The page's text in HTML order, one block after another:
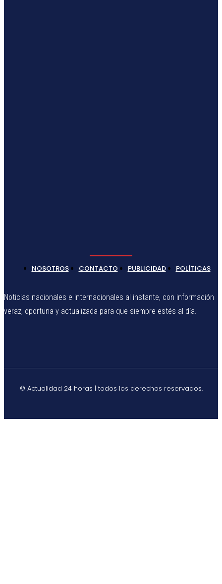
NOSOTROS CONTACTO PUBLICIDAD POLÍTICAS
Noticias nacionales e internacionales al instante, con información
veraz, oportuna y actualizada para que siempre estés al día.
© Actualidad 24 horas | todos los derechos reservados.